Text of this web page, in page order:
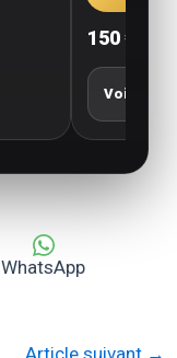
150 €
Voir le
WhatsApp
Article suivant →